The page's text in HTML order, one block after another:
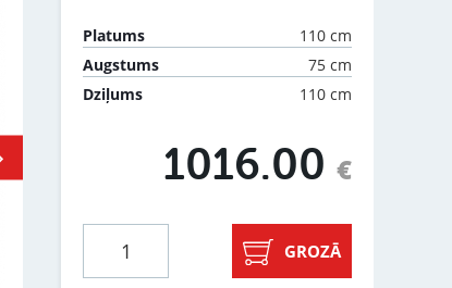
Platums
110 cm
Augstums
75 cm
Dziļums
110 cm
1016.00 €
GROZĀ